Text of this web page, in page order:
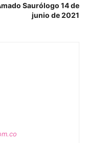
Saurólogo 14 de
junio de 2021